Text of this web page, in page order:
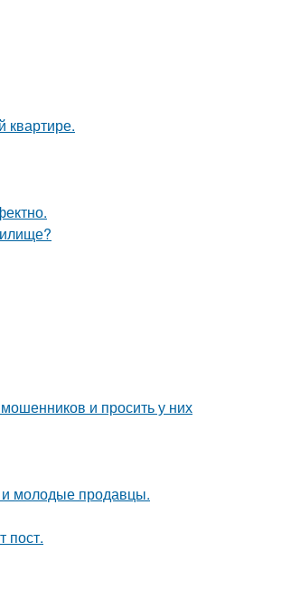
квартире.
и просить у них
молодые продавцы.
пост.